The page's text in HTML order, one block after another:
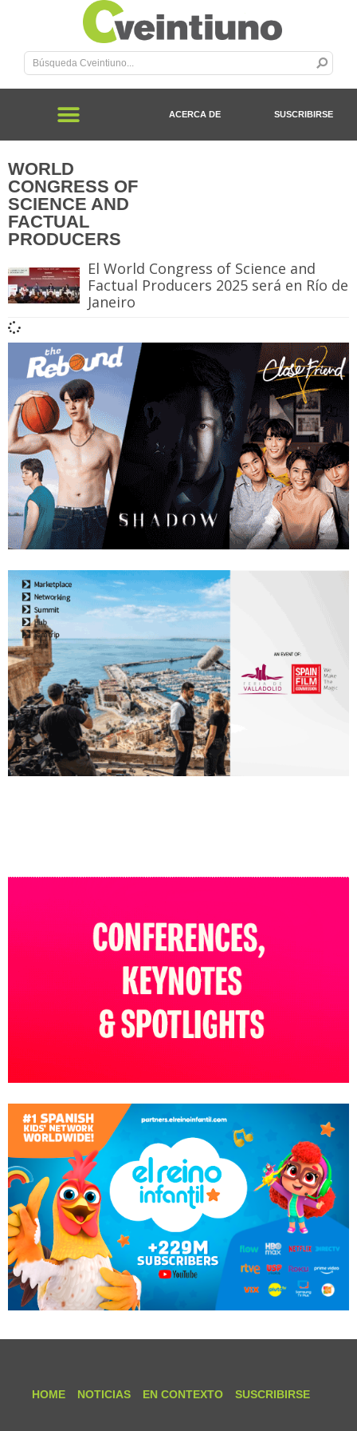
ACERCA DE SUSCRIBIRSE
WORLD
CONGRESS OF
SCIENCE AND
FACTUAL
PRODUCERS
El World Congress of Science and
Factual Producers 2025 será en Río de
Janeiro
HOME NOTICIAS EN CONTEXTO SUSCRIBIRSE